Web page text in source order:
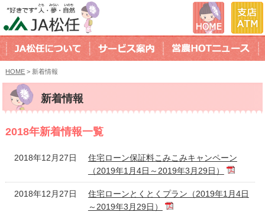
HOME > 新着情報
新着情報
2018年新着情報一覧
2018年12月27日
住宅ローン保証料こみこみキャンペーン
（2019年1月4日～2019年3月29日）
2018年12月27日
住宅ローンとくとくプラン（2019年1月4日
～2019年3月29日）